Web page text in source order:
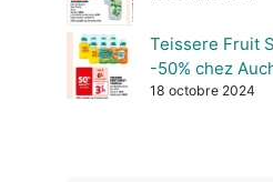
Teissere Fruit
-50% chez
18 octobre 2024